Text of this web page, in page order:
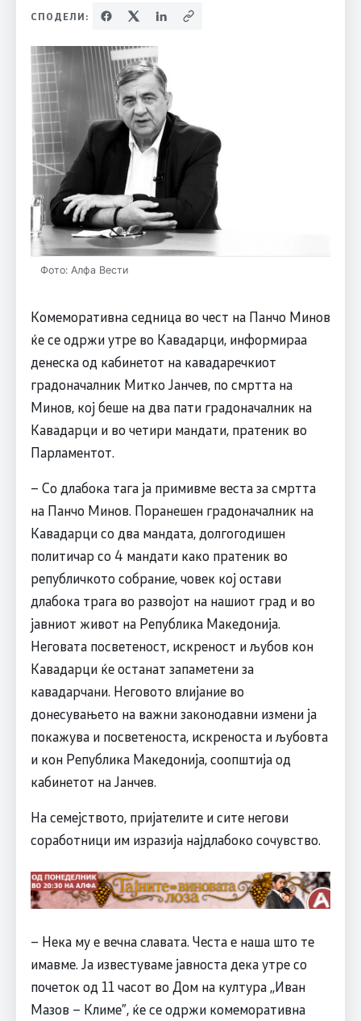
СПОДЕЛИ:
Фото: Алфа Вести
Комеморативна седница во чест на Панчо Минов
ќе се одржи утре во Кавадарци, информираа
денеска од кабинетот на кавадаречкиот
градоначалник Митко Јанчев, по смртта на
Минов, кој беше на два пати градоначалник на
Кавадарци и во четири мандати, пратеник во
Парламентот.
– Со длабока тага ја примивме веста за смртта
на Панчо Минов. Поранешен градоначалник на
Кавадарци со два мандата, долгогодишен
политичар со 4 мандати како пратеник во
републичкото собрание, човек кој остави
длабока трага во развојот на нашиот град и во
јавниот живот на Република Македонија.
Неговата посветеност, искреност и љубов кон
Кавадарци ќе останат запаметени за
кавадарчани. Неговото влијание во
донесувањето на важни законодавни измени ја
покажува и посветеноста, искреноста и љубовта
и кон Република Македонија, соопштија од
кабинетот на Јанчев.
На семејството, пријателите и сите негови
соработници им изразија најдлабоко сочувство.
– Нека му е вечна славата. Честа е наша што те
имавме. Ја известуваме јавноста дека утре со
почеток од 11 часот во Дом на култура ,,Иван
Мазов – Климе”, ќе се одржи комеморативна